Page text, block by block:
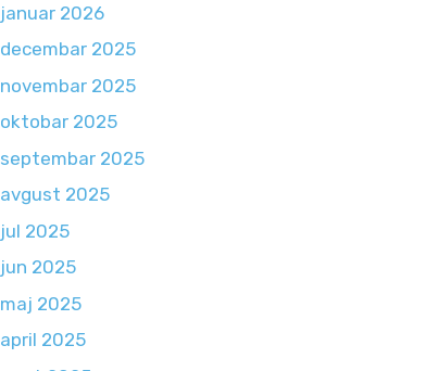
januar 2026
decembar 2025
novembar 2025
oktobar 2025
septembar 2025
avgust 2025
jul 2025
jun 2025
maj 2025
april 2025